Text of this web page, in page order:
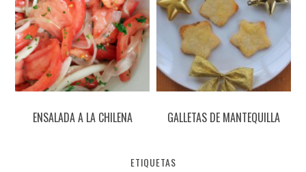
ENSALADA A LA CHILENA GALLETAS DE MANTEQUILLA
ETIQUETAS